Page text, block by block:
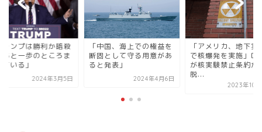
ランプは勝利か暗殺
あと一歩のところま
いる」
2024年3月5日
「中国、海上での権益を
断固として守る用意があ
ると発表」
2024年4月6日
「アメリカ、地下実
で核爆発を実施」ロ
が核実験禁止条約か
脱...
2023年10